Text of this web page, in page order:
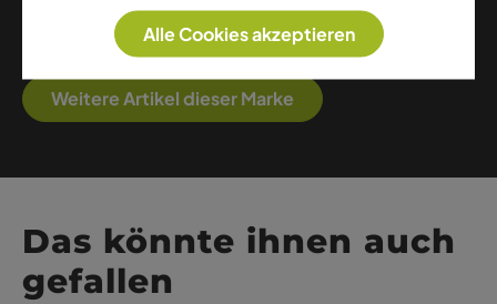
ihrem Credo treu geblieben. Auf unserer Website
finden Sie die neuesten Kreationen von Crazy Idea.
Weitere Artikel dieser Marke
Das könnte ihnen auch
gefallen
Alle Cookies akzeptieren